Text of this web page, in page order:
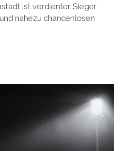
ist verdienter Sieger
nahezu chancenlosen